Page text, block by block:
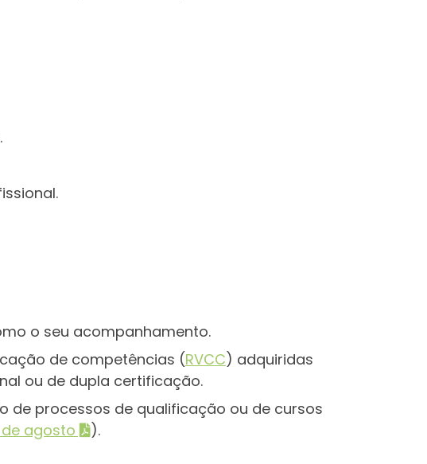
o seu acompanhamento.
de competências (RVCC) adquiridas
ou de dupla certificação.
de processos de qualificação ou de cursos
de agosto ).